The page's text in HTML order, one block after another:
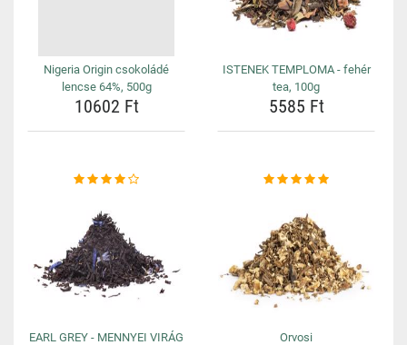
Nigeria Origin csokoládé
lencse 64%, 500g
10602 Ft
ISTENEK TEMPLOMA - fehér
tea, 100g
5585 Ft
EARL GREY - MENNYEI VIRÁG
Orvosi